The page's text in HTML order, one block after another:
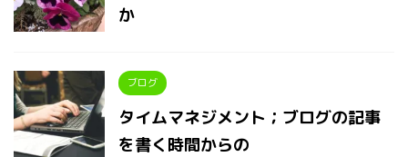
か
ブログ
タイムマネジメント；ブログの記事
を書く時間からの